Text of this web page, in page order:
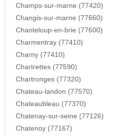
Champs-sur-marne (77420)
Changis-sur-marne (77660)
Chanteloup-en-brie (77600)
Charmentray (77410)
Charny (77410)
Chartrettes (77590)
Chartronges (77320)
Chateau-landon (77570)
Chateaubleau (77370)
Chatenay-sur-seine (77126)
Chatenoy (77167)